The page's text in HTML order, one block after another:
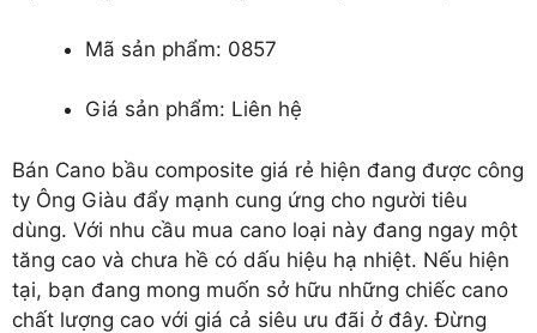
Mã sản phẩm: 0857
Giá sản phẩm: Liên hệ
Bán Cano bầu composite giá rẻ hiện đang được công
ty Ông Giàu đẩy mạnh cung ứng cho người tiêu
dùng. Với nhu cầu mua cano loại này đang ngay một
tăng cao và chưa hề có dấu hiệu hạ nhiệt. Nếu hiện
tại, bạn đang mong muốn sở hữu những chiếc cano
chất lượng cao với giá cả siêu ưu đãi ở đây. Đừng